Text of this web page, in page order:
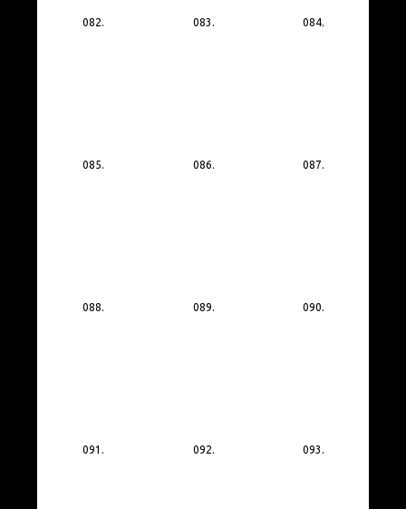
082. 083. 084.
085. 086. 087.
088. 089. 090.
091. 092. 093.